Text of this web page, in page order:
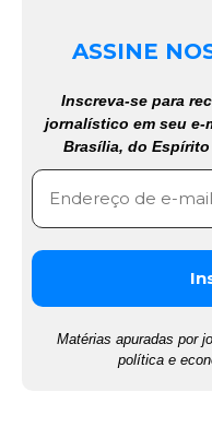
ASSINE
Inscreva-se para
jornalístico em seu e-
Brasília, do
Matérias apuradas por
política e